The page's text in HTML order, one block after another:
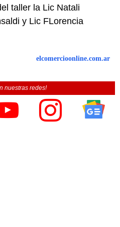
taller la Lic Natali
y Lic FLorencia
elcomercioonline.com.ar
nuestras redes!